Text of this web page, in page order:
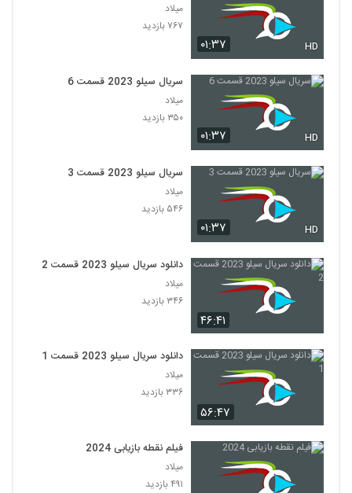
۰۱:۳۷ HD
میلاد
۷۶۷ بازدید
۰۱:۳۷ HD
سریال سیلو 2023 قسمت 6
میلاد
۳۵۰ بازدید
۰۱:۳۷ HD
سریال سیلو 2023 قسمت 3
میلاد
۵۴۶ بازدید
۴۶:۴۱
دانلود سریال سیلو 2023 قسمت 2
میلاد
۳۴۶ بازدید
۵۶:۴۷
دانلود سریال سیلو 2023 قسمت 1
میلاد
۳۳۶ بازدید
فیلم نقطه بازیابی 2024
میلاد
۴۹۱ بازدید